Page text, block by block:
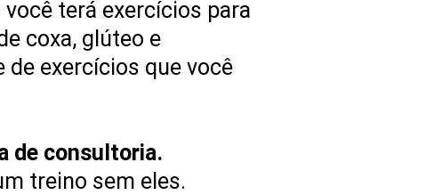
terá exercícios para
coxa, glúteo e
exercícios que você
de consultoria.
treino sem eles.